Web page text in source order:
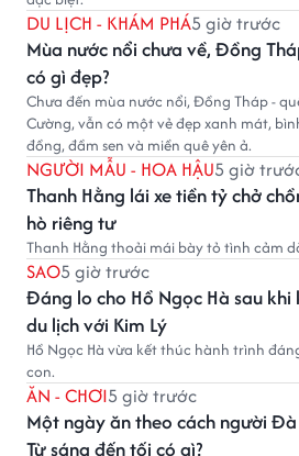
DU LỊCH - KHÁM PHÁ5 giờ trước
Mùa nước nổi chưa về, Đồng
có gì đẹp?
Chưa đến mùa nước nổi, Đồng Tháp -
Cường, vẫn có một vẻ đẹp xanh mát,
đồng, đầm sen và miền quê yên ả.
NGƯỜI MẪU - HOA HẬU5 giờ
Thanh Hằng lái xe tiền tỷ chở
hò riêng tư
Thanh Hằng thoải mái bày tỏ tình cảm
SAO5 giờ trước
Đáng lo cho Hồ Ngọc Hà sau khi
du lịch với Kim Lý
Hồ Ngọc Hà vừa kết thúc hành trình
con.
ĂN - CHƠI5 giờ trước
Một ngày ăn theo cách người
Từ sáng đến tối có gì?